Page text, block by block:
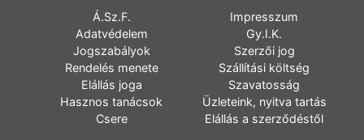
Á.Sz.F.
Impresszum
Adatvédelem
Gy.I.K.
Jogszabályok
Szerzői jog
Rendelés menete
Szállítási költség
Elállás joga
Szavatosság
Hasznos tanácsok
Üzleteink, nyitva tartás
Csere
Elállás a szerződéstől